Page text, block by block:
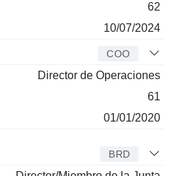
62
10/07/2024
COO
Director de Operaciones
61
01/01/2020
BRD